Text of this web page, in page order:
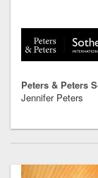
Peters & Peters
Jennifer Peters